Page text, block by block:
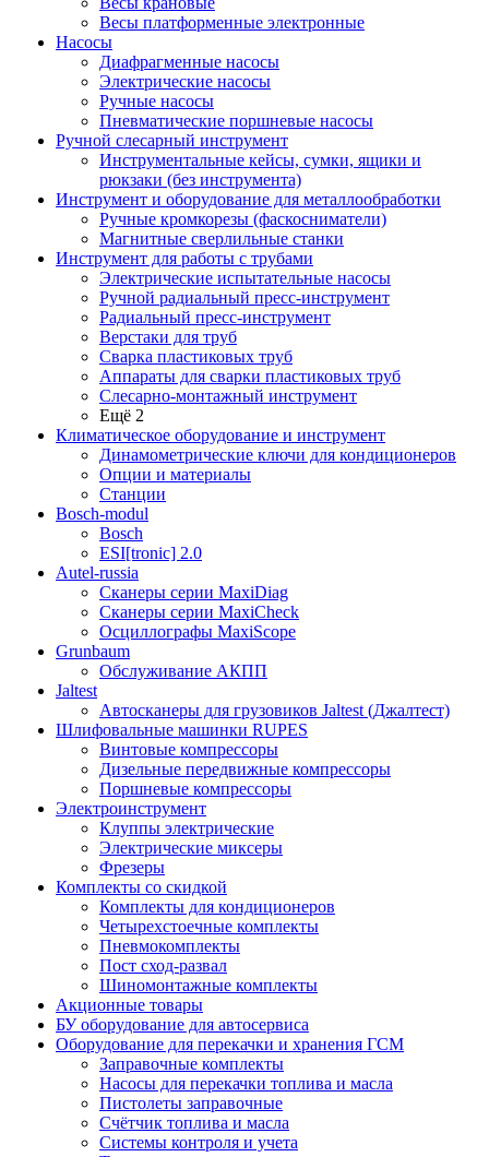
Весы платформенные электронные
Насосы
Диафрагменные насосы
Электрические насосы
Ручные насосы
Пневматические поршневые насосы
Ручной слесарный инструмент
Инструментальные кейсы, сумки, ящики и
рюкзаки (без инструмента)
Инструмент и оборудование для металлообработки
Ручные кромкорезы (фаскосниматели)
Магнитные сверлильные станки
Инструмент для работы с трубами
Электрические испытательные насосы
Ручной радиальный пресс-инструмент
Радиальный пресс-инструмент
Верстаки для труб
Сварка пластиковых труб
Аппараты для сварки пластиковых труб
Слесарно-монтажный инструмент
Ещё 2
Климатическое оборудование и инструмент
Динамометрические ключи для кондиционеров
Опции и материалы
Станции
Bosch-modul
Bosch
ESI[tronic] 2.0
Autel-russia
Сканеры серии MaxiDiag
Сканеры серии MaxiCheck
Осциллографы MaxiScope
Grunbaum
Обслуживание АКПП
Jaltest
Автосканеры для грузовиков Jaltest (Джалтест)
Шлифовальные машинки RUPES
Винтовые компрессоры
Дизельные передвижные компрессоры
Поршневые компрессоры
Электроинструмент
Клуппы электрические
Электрические миксеры
Фрезеры
Комплекты со скидкой
Комплекты для кондиционеров
Четырехстоечные комплекты
Пневмокомплекты
Пост сход-развал
Шиномонтажные комплекты
Акционные товары
БУ оборудование для автосервиса
Оборудование для перекачки и хранения ГСМ
Заправочные комплекты
Насосы для перекачки топлива и масла
Пистолеты заправочные
Счётчик топлива и масла
Системы контроля и учета